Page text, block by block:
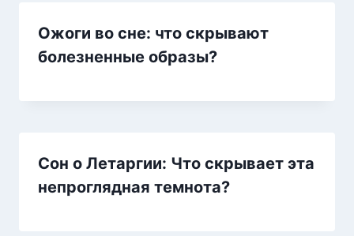
Ожоги во сне: что скрывают
болезненные образы?
Сон о Летаргии: Что скрывает эта
непроглядная темнота?